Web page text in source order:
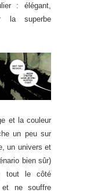
: élégant,
la superbe
et la couleur
un peu sur
un univers et
bien sûr)
tout le côté
ne souffre